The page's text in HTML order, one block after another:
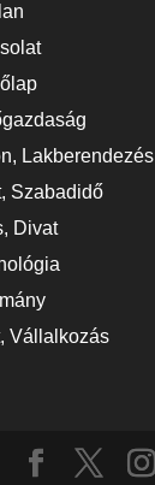
Lakberendezés
Szabadidő
Divat
Vállalkozás